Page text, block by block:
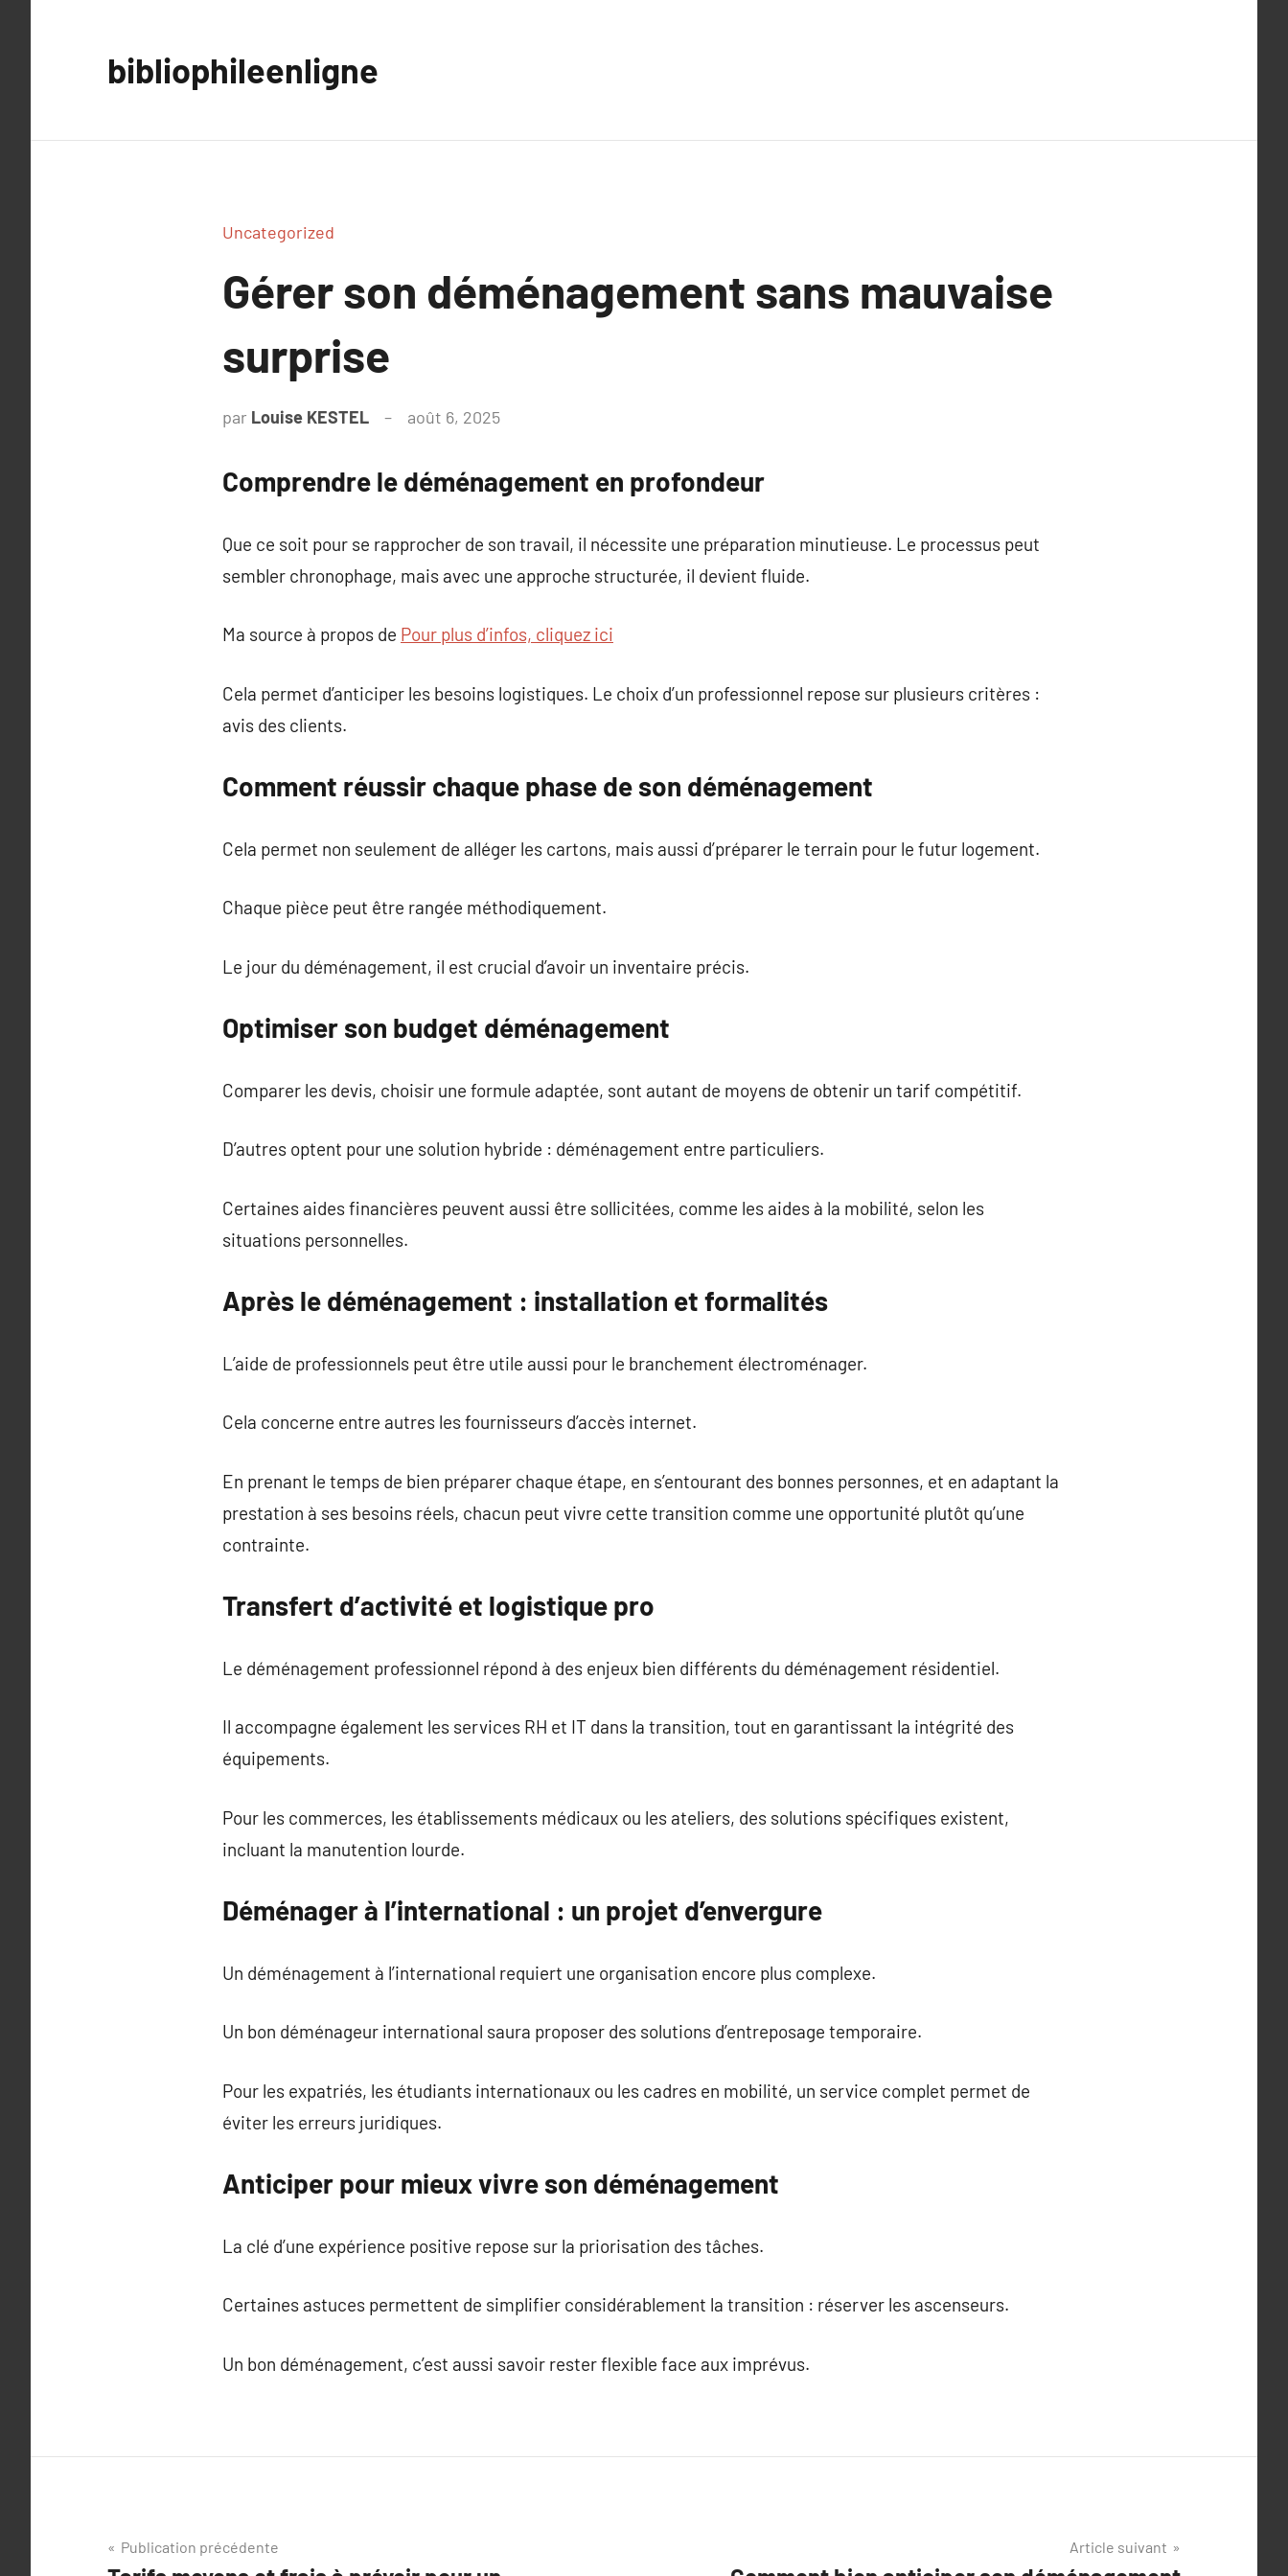
bibliophileenligne
Uncategorized
Gérer son déménagement sans mauvaise
surprise
par Louise KESTEL août 6, 2025
Comprendre le déménagement en profondeur
Que ce soit pour se rapprocher de son travail, il nécessite une préparation minutieuse. Le processus peut
sembler chronophage, mais avec une approche structurée, il devient fluide.
Ma source à propos de Pour plus d’infos, cliquez ici
Cela permet d’anticiper les besoins logistiques. Le choix d’un professionnel repose sur plusieurs critères :
avis des clients.
Comment réussir chaque phase de son déménagement
Cela permet non seulement de alléger les cartons, mais aussi d’préparer le terrain pour le futur logement.
Chaque pièce peut être rangée méthodiquement.
Le jour du déménagement, il est crucial d’avoir un inventaire précis.
Optimiser son budget déménagement
Comparer les devis, choisir une formule adaptée, sont autant de moyens de obtenir un tarif compétitif.
D’autres optent pour une solution hybride : déménagement entre particuliers.
Certaines aides financières peuvent aussi être sollicitées, comme les aides à la mobilité, selon les
situations personnelles.
Après le déménagement : installation et formalités
L’aide de professionnels peut être utile aussi pour le branchement électroménager.
Cela concerne entre autres les fournisseurs d’accès internet.
En prenant le temps de bien préparer chaque étape, en s’entourant des bonnes personnes, et en adaptant la
prestation à ses besoins réels, chacun peut vivre cette transition comme une opportunité plutôt qu’une
contrainte.
Transfert d’activité et logistique pro
Le déménagement professionnel répond à des enjeux bien différents du déménagement résidentiel.
Il accompagne également les services RH et IT dans la transition, tout en garantissant la intégrité des
équipements.
Pour les commerces, les établissements médicaux ou les ateliers, des solutions spécifiques existent,
incluant la manutention lourde.
Déménager à l’international : un projet d’envergure
Un déménagement à l’international requiert une organisation encore plus complexe.
Un bon déménageur international saura proposer des solutions d’entreposage temporaire.
Pour les expatriés, les étudiants internationaux ou les cadres en mobilité, un service complet permet de
éviter les erreurs juridiques.
Anticiper pour mieux vivre son déménagement
La clé d’une expérience positive repose sur la priorisation des tâches.
Certaines astuces permettent de simplifier considérablement la transition : réserver les ascenseurs.
Un bon déménagement, c’est aussi savoir rester flexible face aux imprévus.
Navigation
Publication précédente Article suivant